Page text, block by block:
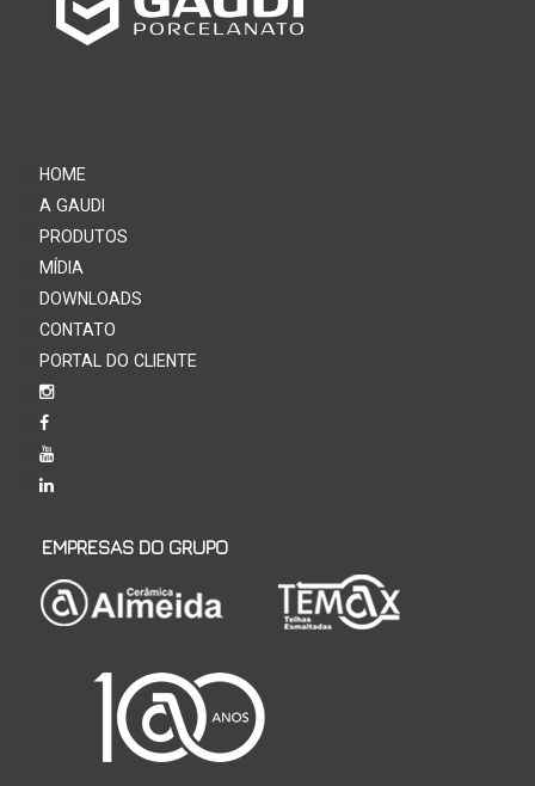
HOME
A GAUDI
PRODUTOS
MÍDIA
DOWNLOADS
CONTATO
PORTAL DO CLIENTE
EMPRESAS DO GRUPO